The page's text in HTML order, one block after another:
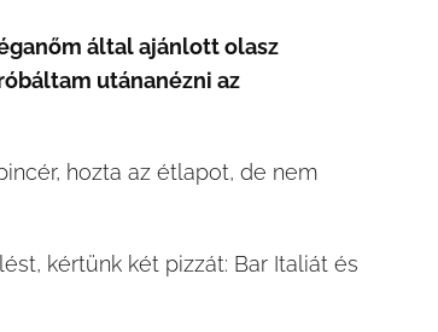
által ajánlott olasz
utánanézni az
hozta az étlapot, de nem
kértünk két pizzát: Bar Italiát és